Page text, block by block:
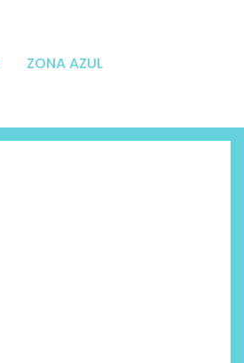
ZONA AZUL